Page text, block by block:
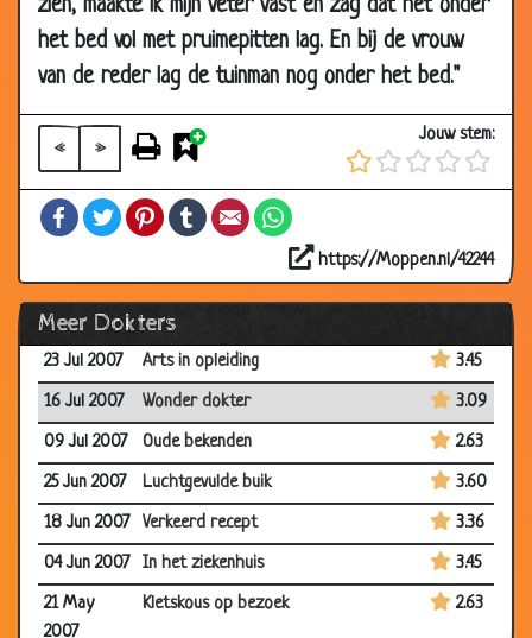
zien, maakte ik mijn veter vast en zag dat het onder
het bed vol met pruimepitten lag. En bij de vrouw
van de reder lag de tuinman nog onder het bed."
« »
Jouw stem:
FacebookTwitterPinterestTumblrEmail
https://Moppen.nl/42244
Meer Dokters
27 Sep 2007
Te klein
2.65
20 Sep
2007
Geluk bij ongeluk? 3.55
17 Sep 2007 Mag het nog wel?
3.50
Een wonder
3.58
15 Aug 2007
Komt een vrouw bij de dokter
26 Jul 2007
Probleem met de edele delen
26 Jul 2007
Mijnheer van Dam
3.46
24 Jul 2007
Latijn
23 Jul 2007
Arts in opleiding
3.45
16 Jul 2007
Wonder dokter
3.09
09 Jul 2007
Oude bekenden
2.63
25 Jun 2007
Luchtgevulde buik
3.60
18 Jun 2007
Verkeerd recept
3.36
04 Jun 2007
In het ziekenhuis
3.45
21 May
2007
Kletskous op bezoek 2.63